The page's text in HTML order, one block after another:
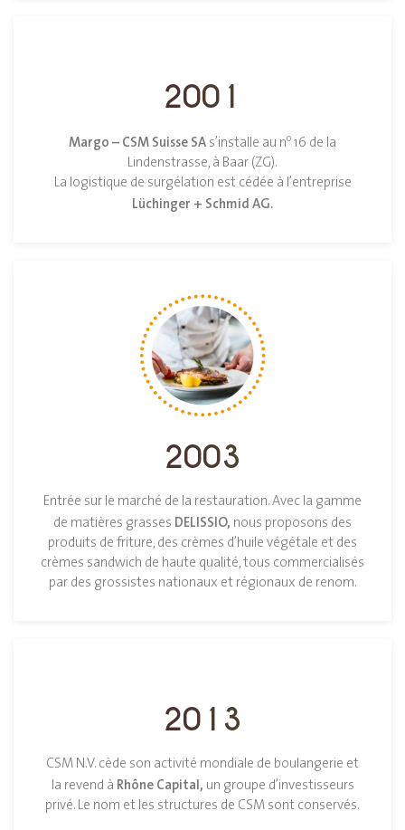
2001
Margo – CSM Suisse SA s’installe au no 16 de la
Lindenstrasse, à Baar (ZG).
La logistique de surgélation est cédée à l’entreprise
Lüchinger + Schmid AG.
2003
Entrée sur le marché de la restauration. Avec la gamme
de matières grasses DELISSIO, nous proposons des
produits de friture, des crèmes d’huile végétale et des
crèmes sandwich de haute qualité, tous commercialisés
par des grossistes nationaux et régionaux de renom.
2013
CSM N.V. cède son activité mondiale de boulangerie et
la revend à Rhône Capital, un groupe d’investisseurs
privé. Le nom et les structures de CSM sont conservés.